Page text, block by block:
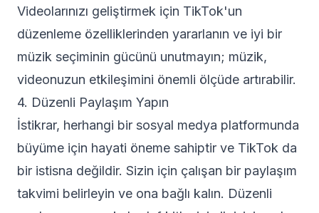
Videolarınızı geliştirmek için TikTok'un
düzenleme özelliklerinden yararlanın ve iyi bir
müzik seçiminin gücünü unutmayın; müzik,
videonuzun etkileşimini önemli ölçüde artırabilir.
4. Düzenli Paylaşım Yapın
İstikrar, herhangi bir sosyal medya platformunda
büyüme için hayati öneme sahiptir ve TikTok da
bir istisna değildir. Sizin için çalışan bir paylaşım
takvimi belirleyin ve ona bağlı kalın. Düzenli